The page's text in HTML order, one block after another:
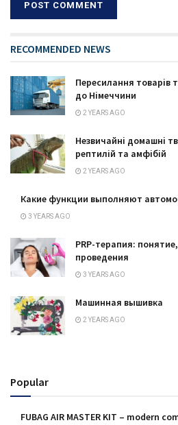
RECOMMENDED NEWS
Пересилання товарів
до Німеччини
2 YEARS AGO
Незвичайні домашні
рептилій та амфібій
2 YEARS AGO
Какие функции выполняют
3 YEARS AGO
PRP-терапия:
проведения
3 YEARS AGO
Машинная вышивка
2 YEARS AGO
Popular
FUBAG AIR MASTER KIT – modern